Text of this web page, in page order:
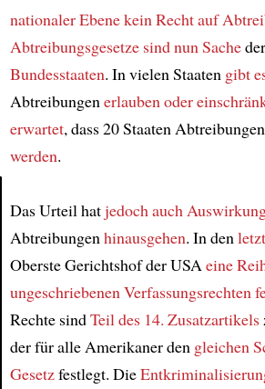
Article
nationaler Ebenekein Rechtauf
Abtreibungsgesetze sind nun Sacheder
Bundesstaaten. In vielen Staaten gibt
Abtreibungenerlauben oder
erwartet, dass 20 Staaten Abtreibungen
werden.
Das Urteil hatjedoch auch
Abtreibungenhinausgehen. In den
Oberste Gerichtshof der USAeine
ungeschriebenen Verfassungsrechten
Rechte sindTeil des 14. Zusatzartikels
der für alle Amerikaner den gleichen
Gesetzfestlegt. Die